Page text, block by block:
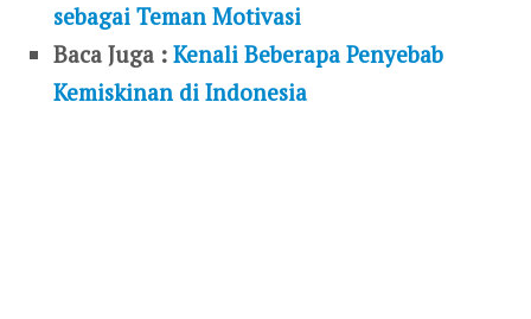
sebagai Teman Motivasi
Baca Juga :Kenali Beberapa Penyebab
Kemiskinan di Indonesia